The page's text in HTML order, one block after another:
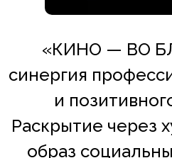
«КИНО — ВО
синергия
и
Раскрытие через
образ